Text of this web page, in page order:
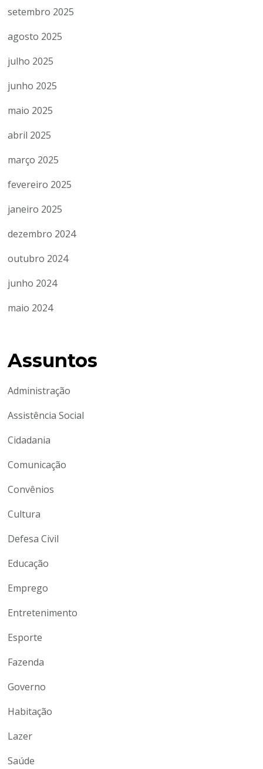
setembro 2025
agosto 2025
julho 2025
junho 2025
maio 2025
abril 2025
março 2025
fevereiro 2025
janeiro 2025
dezembro 2024
outubro 2024
junho 2024
maio 2024
Assuntos
Administração
Assistência Social
Cidadania
Comunicação
Convênios
Cultura
Defesa Civil
Educação
Emprego
Entretenimento
Esporte
Fazenda
Governo
Habitação
Lazer
Saúde